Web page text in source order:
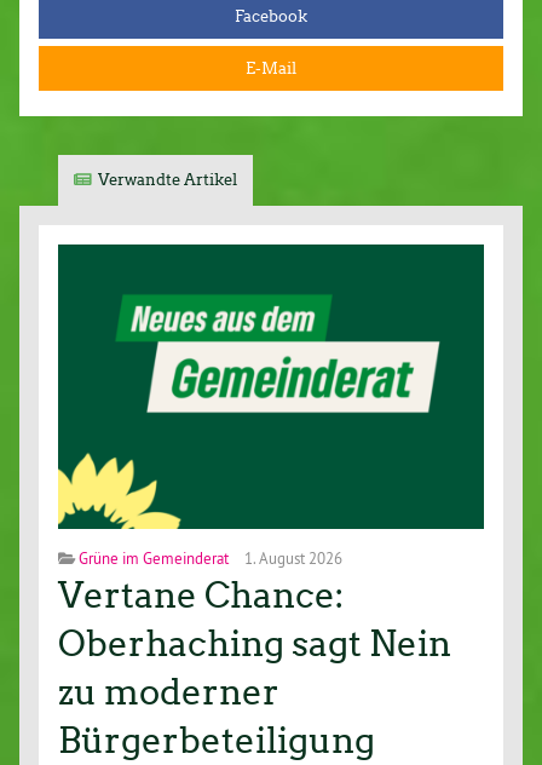
Facebook
E-Mail
Verwandte Artikel
Grüne im Gemeinderat 1. August 2026
Vertane Chance:
Oberhaching sagt Nein
zu moderner
Bürgerbeteiligung